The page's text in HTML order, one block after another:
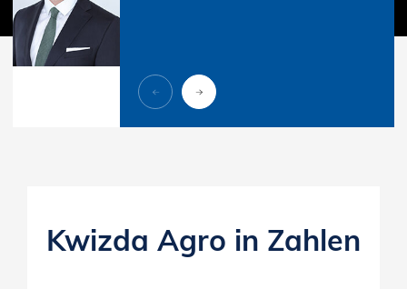
Kwizda Agro in Zahlen